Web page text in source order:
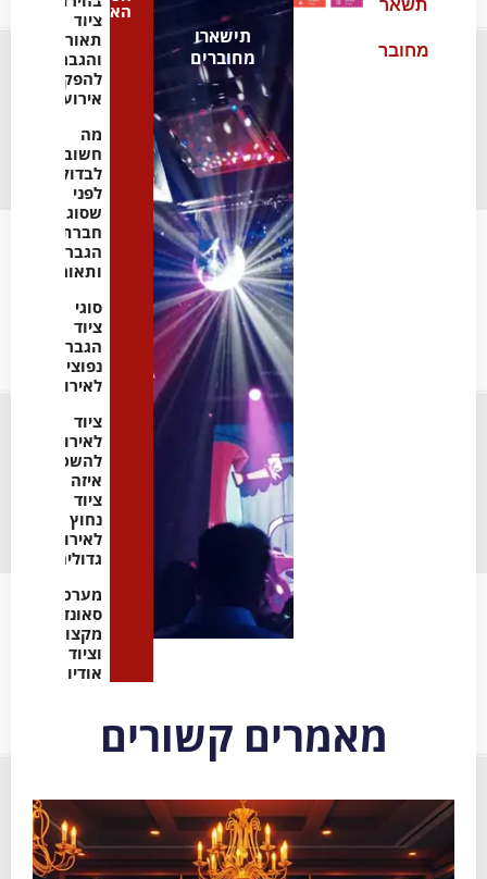
מחובר
תישארו
מחוברים
האחרון
ציוד
תאורה
והגברה
להפקת
אירועים
מה
חשוב
לבדוק
לפני
שסוגרים
חברת
הגברה
ותאורה
סוגי
ציוד
הגברה
נפוצים
לאירועים
ציוד
לאירועים
להשכרה:
איזה
ציוד
נחוץ
לאירועים
גדולים
מערכות
סאונד
מקצועיות
וציוד
אודיו
מאמרים קשורים